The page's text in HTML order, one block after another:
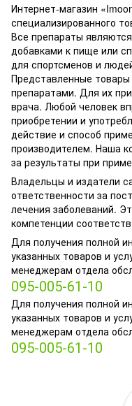
Интернет-магазин
специализированного
Все препараты
добавками к пище или
для спортсменов и
Представленные
препаратами. Для их
врача. Любой человек
приобретении и
действие и способ
производителем. Наша
за результаты при
Владельцы и издатели
ответственности за
лечения заболеваний.
компетенции
Для получения полной
указанных товаров и
менеджерам отдела
095-005-61-10
Для получения полной
указанных товаров и
менеджерам отдела
095-005-61-10